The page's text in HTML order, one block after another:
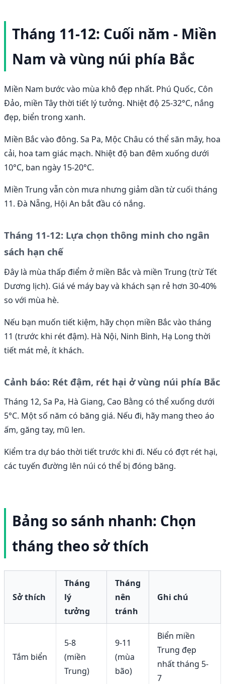
Tháng 11-12: Cuối năm - Miền
Nam và vùng núi phía Bắc
Miền Nam bước vào mùa khô đẹp nhất. Phú Quốc, Côn
Đảo, miền Tây thời tiết lý tưởng. Nhiệt độ 25-32°C, nắng
đẹp, biển trong xanh.
Miền Bắc vào đông. Sa Pa, Mộc Châu có thể săn mây, hoa
cải, hoa tam giác mạch. Nhiệt độ ban đêm xuống dưới
10°C, ban ngày 15-20°C.
Miền Trung vẫn còn mưa nhưng giảm dần từ cuối tháng
11. Đà Nẵng, Hội An bắt đầu có nắng.
Tháng 11-12: Lựa chọn thông minh cho ngân
sách hạn chế
Đây là mùa thấp điểm ở miền Bắc và miền Trung (trừ Tết
Dương lịch). Giá vé máy bay và khách sạn rẻ hơn 30-40%
so với mùa hè.
Nếu bạn muốn tiết kiệm, hãy chọn miền Bắc vào tháng
11 (trước khi rét đậm). Hà Nội, Ninh Bình, Hạ Long thời
tiết mát mẻ, ít khách.
Cảnh báo: Rét đậm, rét hại ở vùng núi phía Bắc
Tháng 12, Sa Pa, Hà Giang, Cao Bằng có thể xuống dưới
5°C. Một số năm có băng giá. Nếu đi, hãy mang theo áo
ấm, găng tay, mũ len.
Kiểm tra dự báo thời tiết trước khi đi. Nếu có đợt rét hại,
các tuyến đường lên núi có thể bị đóng băng.
Bảng so sánh nhanh: Chọn
tháng theo sở thích
Sở thích
Tháng
lý
tưởng
Tháng
nên
tránh
Ghi chú
Tắm biển
5-8
(miền
Trung)
9-11
(mùa
bão)
Biển miền
Trung đẹp
nhất tháng 5-
7